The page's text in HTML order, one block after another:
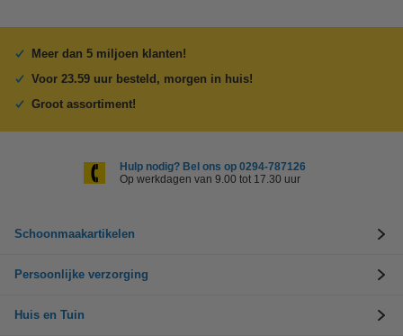
Meer dan 5 miljoen klanten!
Voor 23.59 uur besteld, morgen in huis!
Groot assortiment!
Hulp nodig? Bel ons op 0294-787126
Op werkdagen van 9.00 tot 17.30 uur
Schoonmaakartikelen
Persoonlijke verzorging
Huis en Tuin